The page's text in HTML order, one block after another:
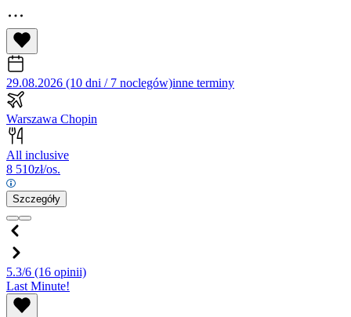
29.08.2026 (10 dni / 7 noclegów)inne terminy
Warszawa Chopin
All inclusive
8 510zł/os.
Szczegóły
5.3/6 (16 opinii)
Last Minute!